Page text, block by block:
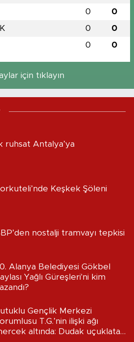
0 0
0 0
0 0
için tıklayın
ruhsat Antalya’ya
Keşkek Şöleni
nostalji tramvayı tepkisi
Alanya Belediyesi Gökbel
Yağlı Güreşleri'ni kim
Gençlik Merkezi
T.G.’nin ilişki ağı
altında: Dudak uçuklatan